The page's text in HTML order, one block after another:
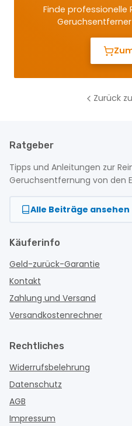
Finde professionelle
Zurück
Ratgeber
Tipps und Anleitungen zur
Geruchsentfernung von den
Alle Beiträge ansehen
Käuferinfo
Geld-zurück-Garantie
Kontakt
Zahlung und Versand
Versandkostenrechner
Rechtliches
Widerrufsbelehrung
Datenschutz
AGB
Impressum